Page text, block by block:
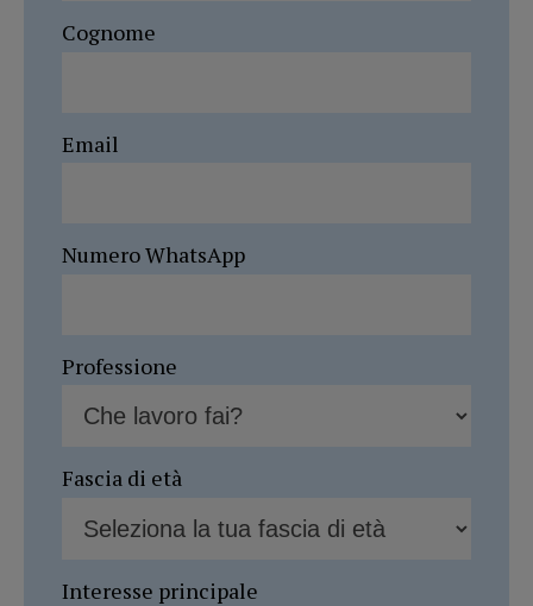
Cognome
Email
Numero WhatsApp
Professione
Fascia di età
Interesse principale